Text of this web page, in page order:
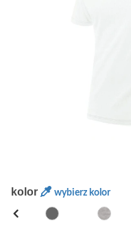
kolor wybierz kolor